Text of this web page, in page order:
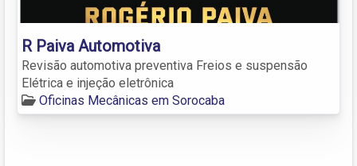
R Paiva Automotiva
Revisão automotiva preventiva Freios e suspensão
Elétrica e injeção eletrônica
Oficinas Mecânicas em Sorocaba